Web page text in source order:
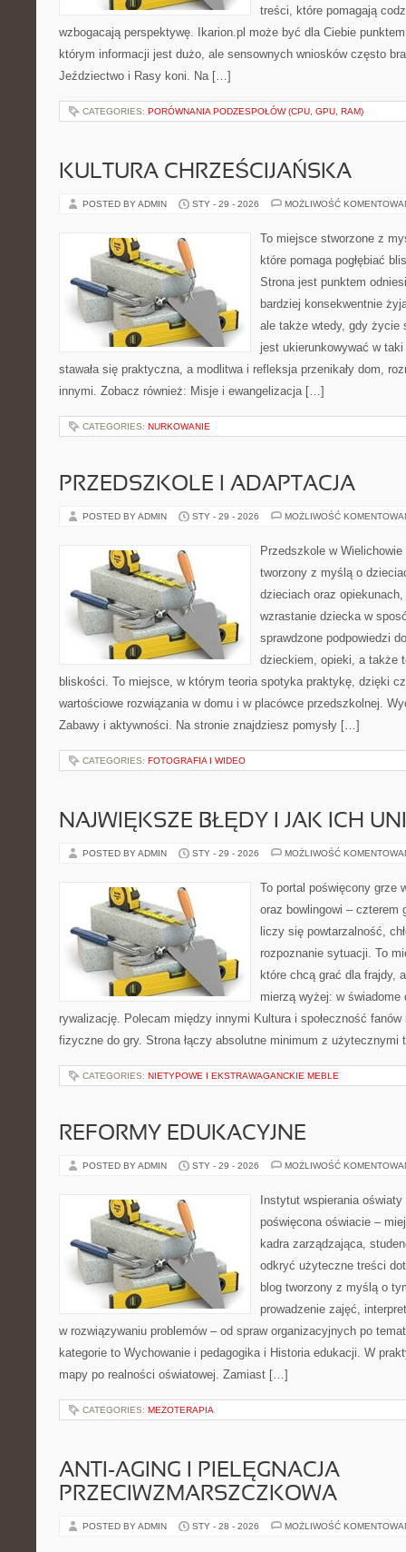
treści, które pomagają
wzbogacają perspektywę. Ikarion.pl może być dla Ciebie
którym informacji jest dużo, ale sensownych wniosków często
Jeździectwo i Rasy koni. Na […]
CATEGORIES: PORÓWNANIA PODZESPOŁÓW (CPU, GPU, RAM)
KULTURA CHRZEŚCIJAŃSKA
POSTED BY ADMIN STY - 29 - 2026 MOŻLIWOŚĆ
To miejsce stworzone z
które pomaga pogłębiać
Strona jest punktem
bardziej konsekwentnie
ale także wtedy, gdy życie
jest ukierunkowywać w
stawała się praktyczna, a modlitwa i refleksja przenikały dom,
innymi. Zobacz również: Misje i ewangelizacja […]
CATEGORIES: NURKOWANIE
PRZEDSZKOLE I ADAPTACJA
POSTED BY ADMIN STY - 29 - 2026 MOŻLIWOŚĆ
Przedszkole w
tworzony z myślą o
dzieciach oraz
wzrastanie dziecka w
sprawdzone podpowiedzi
dzieckiem, opieki, a także
bliskości. To miejsce, w którym teoria spotyka praktykę, dzięki
wartościowe rozwiązania w domu i w placówce przedszkolnej.
Zabawy i aktywności. Na stronie znajdziesz pomysły […]
CATEGORIES: FOTOGRAFIA I WIDEO
NAJWIĘKSZE BŁĘDY I JAK ICH
POSTED BY ADMIN STY - 29 - 2026 MOŻLIWOŚĆ
To portal poświęcony grze
oraz bowlingowi – czterem
liczy się powtarzalność,
rozpoznanie sytuacji. To
które chcą grać dla frajdy,
mierzą wyżej: w
rywalizację. Polecam między innymi Kultura i społeczność
fizyczne do gry. Strona łączy absolutne minimum z
CATEGORIES: NIETYPOWE I EKSTRAWAGANCKIE MEBLE
REFORMY EDUKACYJNE
POSTED BY ADMIN STY - 29 - 2026 MOŻLIWOŚĆ
Instytut wspierania
poświęcona oświacie –
kadra zarządzająca,
odkryć użyteczne treści
blog tworzony z myślą o
prowadzenie zajęć,
w rozwiązywaniu problemów – od spraw organizacyjnych po
kategorie to Wychowanie i pedagogika i Historia edukacji. W
mapy po realności oświatowej. Zamiast […]
CATEGORIES: MEZOTERAPIA
ANTI-AGING I PIELĘGNACJA
PRZECIWZMARSZCZKOWA
POSTED BY ADMIN STY - 28 - 2026 MOŻLIWOŚĆ